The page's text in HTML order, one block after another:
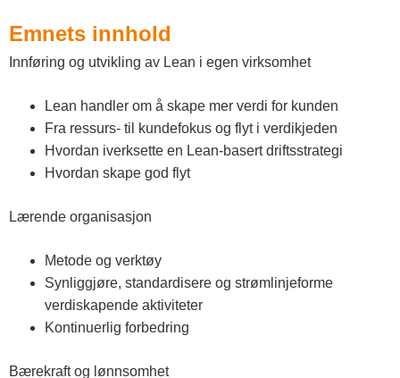
Emnets innhold
Innføring og utvikling av Lean i egen virksomhet
Lean handler om å skape mer verdi for kunden
Fra ressurs- til kundefokus og flyt i verdikjeden
Hvordan iverksette en Lean-basert driftsstrategi
Hvordan skape god flyt
Lærende organisasjon
Metode og verktøy
Synliggjøre, standardisere og strømlinjeforme
verdiskapende aktiviteter
Kontinuerlig forbedring
Bærekraft og lønnsomhet